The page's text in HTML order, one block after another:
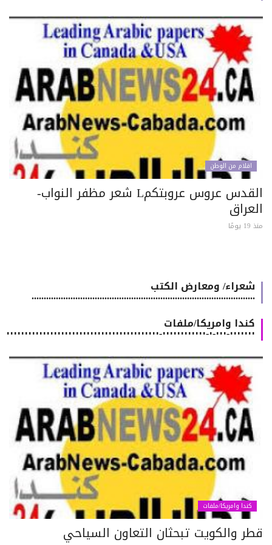
اقلام من الوطن
القدس عروس عروبتكمL شعر مظفر النواب-
شعراء/ ومعارض الكتب
............................................................................................
كندا وامريكا/ملفات
٠٠٠٠٠٠٠-٠٠٠-٠-٠٠٠٠٠٠٠٠٠٠٠٠-٠٠٠٠٠٠٠٠٠٠٠٠٠٠٠٠٠٠٠٠٠٠٠٠٠٠٠٠٠٠٠٠٠٠٠٠٠٠٠٠٠٠
كندا وامريكا/ملفات
والكويت تبحثان التعاون السياحي